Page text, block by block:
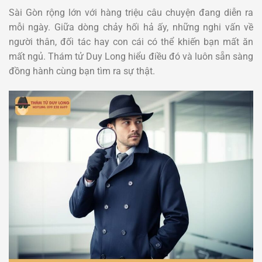
Sài Gòn rộng lớn với hàng triệu câu chuyện đang diễn ra
mỗi ngày. Giữa dòng chảy hối hả ấy, những nghi vấn về
người thân, đối tác hay con cái có thể khiến bạn mất ăn
mất ngủ. Thám tử Duy Long hiểu điều đó và luôn sẵn sàng
đồng hành cùng bạn tìm ra sự thật.